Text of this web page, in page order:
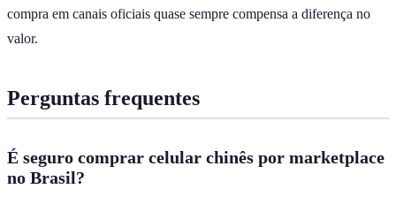
compra em canais oficiais quase sempre compensa a diferença no
valor.
Perguntas frequentes
É seguro comprar celular chinês por marketplace
no Brasil?